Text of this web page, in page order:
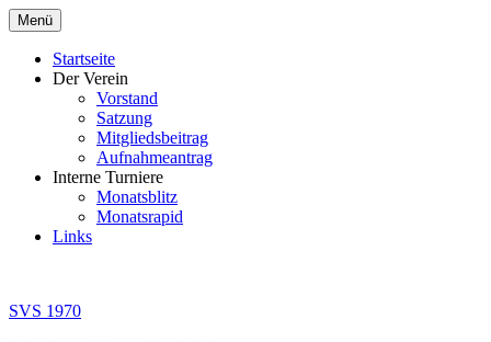
Zum
Inhalt
springen
Menü
Startseite
Der Verein
Vorstand
Satzung
Mitgliedsbeitrag
Aufnahmeantrag
Interne Turniere
Monatsblitz
Monatsrapid
Links
SVS 1970